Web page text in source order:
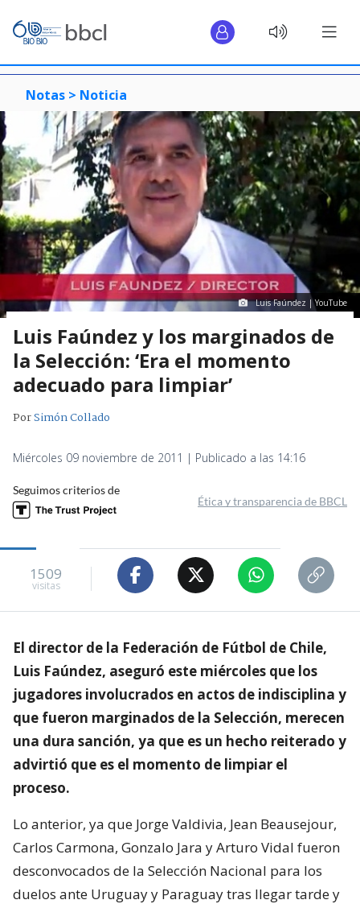
Notas > Noticia
Luis Faúndez | YouTube
Luis Faúndez y los marginados de
la Selección: ‘Era el momento
adecuado para limpiar’
PorSimón Collado
Miércoles 09 noviembre de 2011 | Publicado a las 14:16
Seguimos criterios de
Ética y transparencia de BBCL
1509
visitas
El director de la Federación de Fútbol de Chile,
Luis Faúndez, aseguró este miércoles que los
jugadores involucrados en actos de indisciplina y
que fueron marginados de la Selección, merecen
una dura sanción, ya que es un hecho reiterado y
advirtió que es el momento de limpiar el
proceso.
Lo anterior, ya que Jorge Valdivia, Jean Beausejour,
Carlos Carmona, Gonzalo Jara y Arturo Vidal fueron
desconvocados de la Selección Nacional para los
duelos ante Uruguay y Paraguay tras llegar tarde y